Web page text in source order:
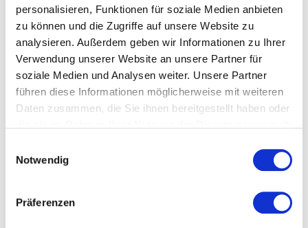
personalisieren, Funktionen für soziale Medien anbieten
zu können und die Zugriffe auf unsere Website zu
analysieren. Außerdem geben wir Informationen zu Ihrer
Verwendung unserer Website an unsere Partner für
soziale Medien und Analysen weiter. Unsere Partner
führen diese Informationen möglicherweise mit weiteren
Daten zusammen, die Sie ihnen bereitgestellt haben oder
Notwendig
Präferenzen
Veranstaltungstyp:Führung
Einzelne Termine
Kosten und Anmeldung
Ort und Anfahrt
Veranstaltet von